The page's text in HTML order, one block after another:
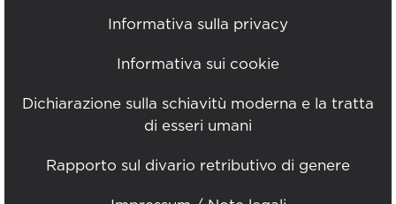
Informativa sulla privacy
Informativa sui cookie
Dichiarazione sulla schiavitù moderna e la tratta
di esseri umani
Rapporto sul divario retributivo di genere